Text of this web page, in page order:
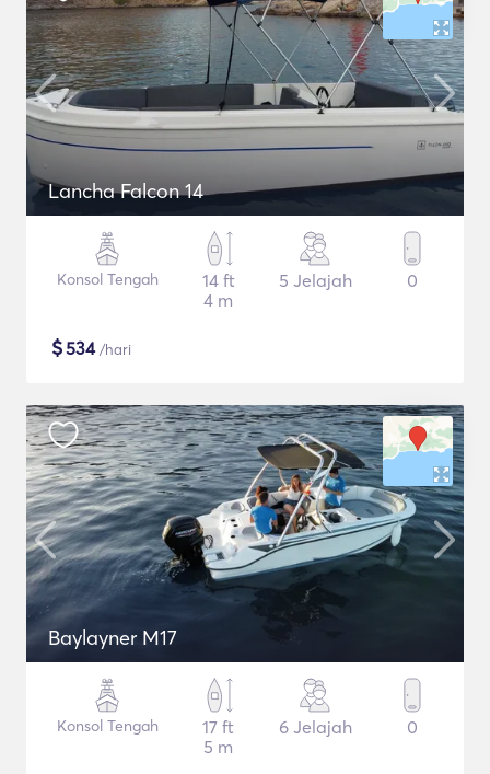
Lancha Falcon 14
Konsol Tengah
14 ft
4 m
5 Jelajah 0
$534/hari
Baylayner M17
Konsol Tengah
17 ft
5 m
6 Jelajah 0